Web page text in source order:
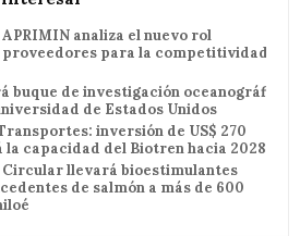
analiza el nuevo rol
para la competitividad
buque de investigación oceanográfica
de Estados Unidos
inversión de US$ 270
capacidad del Biotren hacia 2028
llevará bioestimulantes
de salmón a más de 600